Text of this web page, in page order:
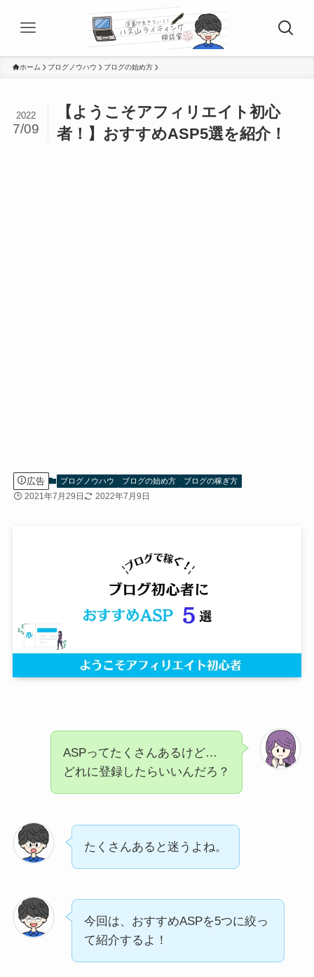
ホーム ブログノウハウ ブログの始め方
【ようこそアフィリエイト初心
者！】おすすめASP5選を紹介！
2022
7/09
広告 ブログノウハウ ブログの始め方 ブログの稼ぎ方
2021年7月29日 2022年7月9日
ASPってたくさんあるけど…
どれに登録したらいいんだろ？
たくさんあると迷うよね。
今回は、おすすめASPを5つに絞っ
て紹介するよ！